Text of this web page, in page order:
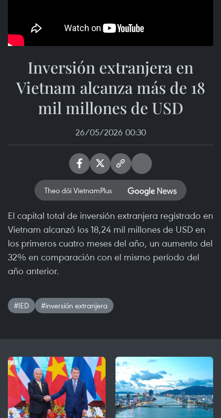
Inversión extranjera en
Vietnam alcanza más de 18
mil millones de USD
26/05/2026 00:30
Theo dõi VietnamPlus
El capital total de inversión extranjera registrado en
Vietnam alcanzó los 18,24 mil millones de USD en
los primeros cuatro meses del año, un aumento del
32% en comparación con el mismo período del
año anterior.
#IED #inversión extranjera